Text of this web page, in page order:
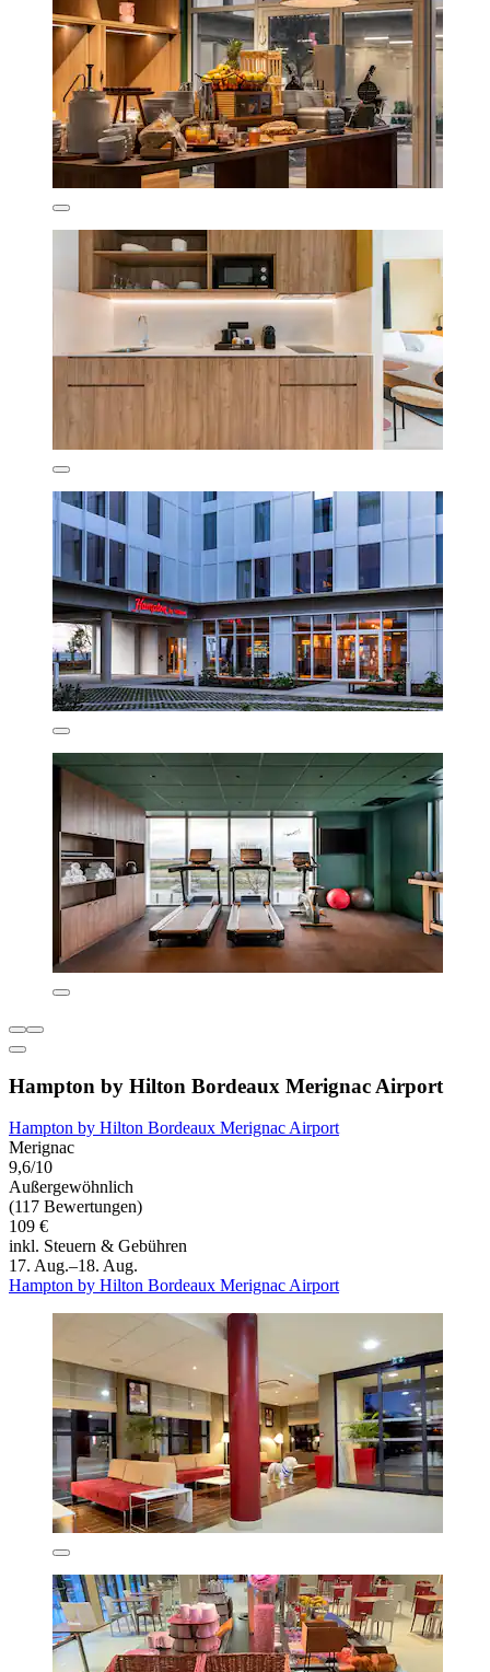
Hampton by Hilton Bordeaux Merignac Airport
Hampton by Hilton Bordeaux Merignac Airport
Merignac
9,6/10
Außergewöhnlich
(117 Bewertungen)
109 €
inkl. Steuern & Gebühren
17. Aug.–18. Aug.
Hampton by Hilton Bordeaux Merignac Airport